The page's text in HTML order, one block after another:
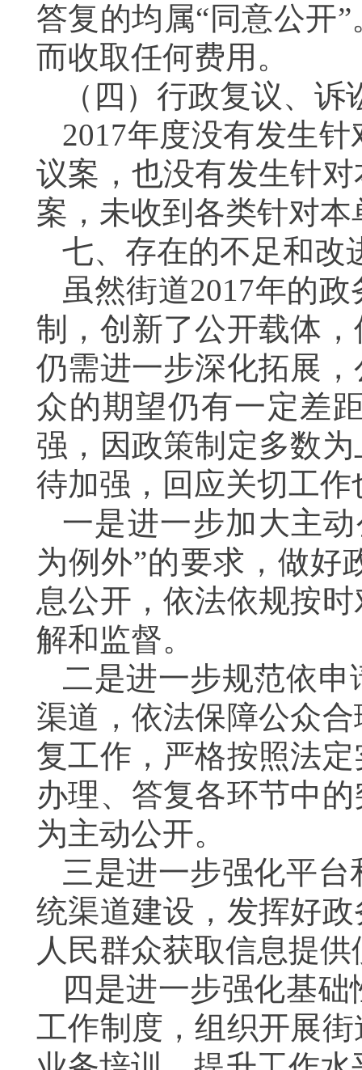
答复的均属“同意公开
而收取任何费用。
（四）行政复议、
2017年度没有发生
议案，也没有发生针
案，未收到各类针对
七、存在的不足和改
虽然街道2017年的
制，创新了公开载体
仍需进一步深化拓展
众的期望仍有一定差
强，因政策制定多数
待加强，回应关切工
一是进一步加大主
为例外”的要求，做好
息公开，依法依规按
解和监督。
二是进一步规范依
渠道，依法保障公众
复工作，严格按照法
办理、答复各环节中
为主动公开。
三是进一步强化平
统渠道建设，发挥好
人民群众获取信息提
四是进一步强化基
工作制度，组织开展